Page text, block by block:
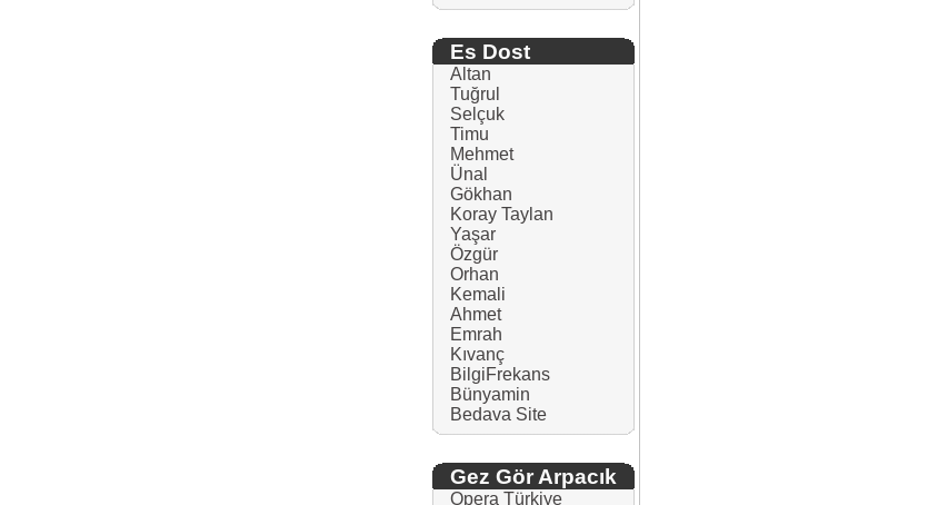
Es Dost
Altan
Tuğrul
Selçuk
Timu
Mehmet
Ünal
Gökhan
Koray Taylan
Yaşar
Özgür
Orhan
Kemali
Ahmet
Emrah
Kıvanç
BilgiFrekans
Bünyamin
Bedava Site
Gez Gör Arpacık
Opera Türkiye